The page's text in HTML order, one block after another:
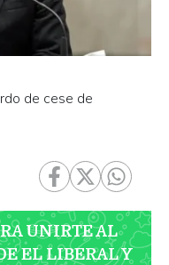
de cese de
UNIRTE AL
EL LIBERAL Y